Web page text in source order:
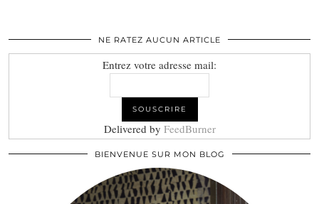
NE RATEZ AUCUN ARTICLE
Entrez votre adresse mail:
Delivered by FeedBurner
BIENVENUE SUR MON BLOG